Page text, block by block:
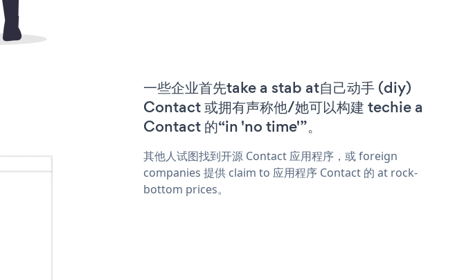
一些企业首先take a stab at自己动手 (diy)
Contact 或拥有声称他/她可以构建 techie a
Contact 的“in 'no time'”。
其他人试图找到开源 Contact 应用程序，或 foreign
companies 提供 claim to 应用程序 Contact 的 at rock-
bottom prices。